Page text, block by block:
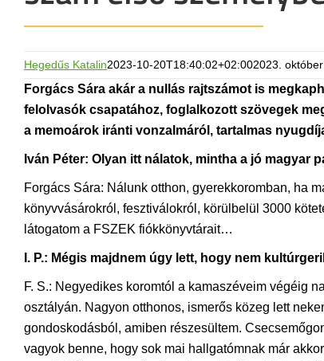
Hegedűs Katalin2023-10-20T18:40:02+02:002023. október
Forgács Sára akár a nullás rajtszámot is
felolvasók csapatához, foglalkozott szövegek
a memoárok iránti vonzalmáról, tartalmas
Iván Péter: Olyan itt nálatok, mintha a jó
Forgács Sára: Nálunk otthon, gyerekkoromban, ha
könyvvásárokról, fesztiválokról, körülbelül 3000
látogatom a FSZEK fiókkönyvtárait…
I. P.: Mégis majdnem úgy lett, hogy nem
F. S.: Negyedikes koromtól a kamaszéveim végéig
osztályán. Nagyon otthonos, ismerős közeg lett
gondoskodásból, amiben részesültem.
vagyok benne, hogy sok mai hallgatómnak már